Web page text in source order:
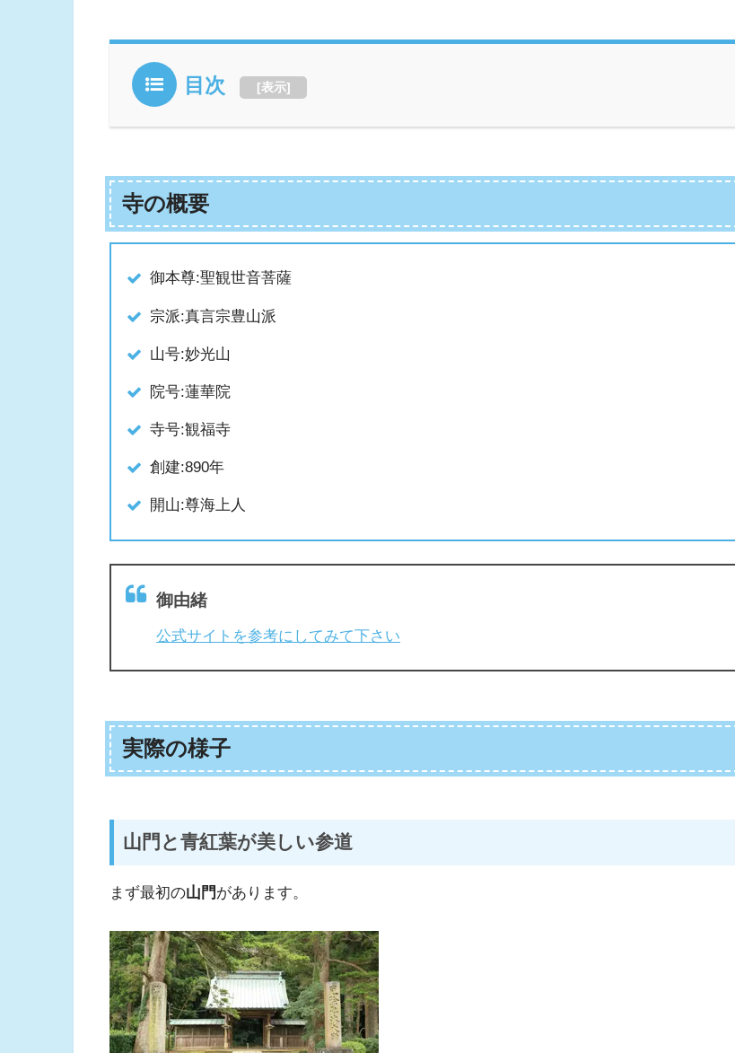
目次 [表示]
寺の概要
御本尊:聖観世音菩薩
宗派:真言宗豊山派
山号:妙光山
院号:蓮華院
寺号:観福寺
創建:890年
開山:尊海上人
御由緒
公式サイトを参考にしてみて下さい
実際の様子
山門と青紅葉が美しい参道
まず最初の山門があります。